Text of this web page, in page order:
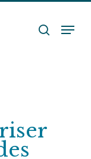
search
Menu